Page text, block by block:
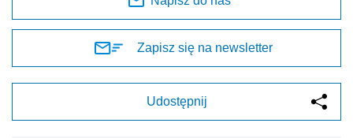
Zapisz się na newsletter
Udostępnij